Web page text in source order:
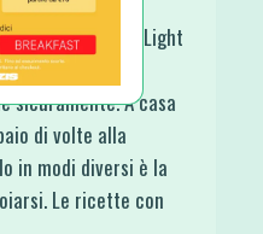
15 Ricette Fit e Light
Glutine lo
sicuramente. A casa
di volte alla
in modi diversi è la
Le ricette con